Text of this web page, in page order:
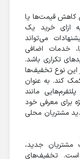
کاهش قیمت‌ها یا
ازای خرید یک
می‌تواند
خدمات اضافی
تکراری باشد.
این نوع تخفیف‌ها
کند. به عنوان
مانند
برای معرفی خود
مشتریان محلی
جدید،
است. تخفیف‌های